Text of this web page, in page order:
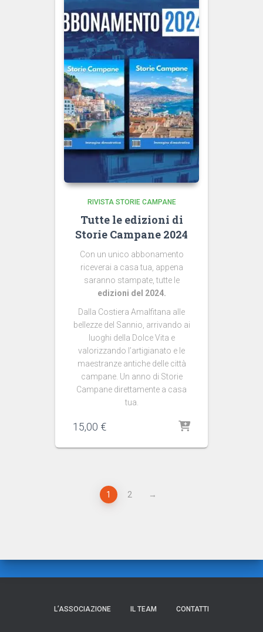
RIVISTA STORIE CAMPANE
Tutte le edizioni di
Storie Campane 2024
Con un unico abbonamento
riceverai a casa tua, appena
saranno stampate, tutte le
edizioni del 2024.
Dalla Costiera Amalfitana alle
bellezze del Sannio, arrivando ai
luoghi della Dolce Vita e
valorizzando l’artigianato e le
maestranze antiche delle città
campane. Un anno di Storie
Campane direttamente a casa
tua.
15,00 €
1 2 →
L’ASSOCIAZIONE IL TEAM CONTATTI